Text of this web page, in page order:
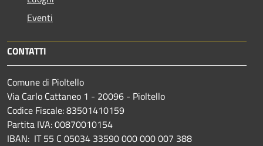
Eventi
CONTATTI
Comune di Pioltello
Via Carlo Cattaneo 1 - 20096 - Pioltello
Codice Fiscale: 83501410159
Partita IVA: 00870010154
IBAN: IT 55 C 05034 33590 000 000 007 388